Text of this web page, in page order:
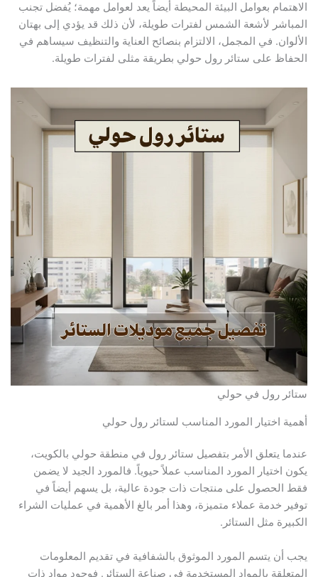
الاهتمام بعوامل البيئة المحيطة أيضاً يعد لعوامل مهمة؛ يُفضل تجنب
المباشر لأشعة الشمس لفترات طويلة، لأن ذلك قد يؤدي إلى بهتان
الألوان. في المجمل، الالتزام بنصائح العناية والتنظيف سيساهم في
الحفاظ على ستائر رول حولي بطريقة مثلى لفترات طويلة.
ستائر رول في حولي
أهمية اختيار المورد المناسب لستائر رول حولي
عندما يتعلق الأمر بتفصيل ستائر رول في منطقة حولي بالكويت،
يكون اختيار المورد المناسب عملاً حيوياً. فالمورد الجيد لا يضمن
فقط الحصول على منتجات ذات جودة عالية، بل يسهم أيضاً في
توفير خدمة عملاء متميزة، وهذا أمر بالغ الأهمية في عمليات الشراء
الكبيرة مثل الستائر.
يجب أن يتسم المورد الموثوق بالشفافية في تقديم المعلومات
المتعلقة بالمواد المستخدمة في صناعة الستائر. فوجود مواد ذات